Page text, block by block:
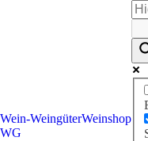
Wein-
WG
WeingüterWeinshop